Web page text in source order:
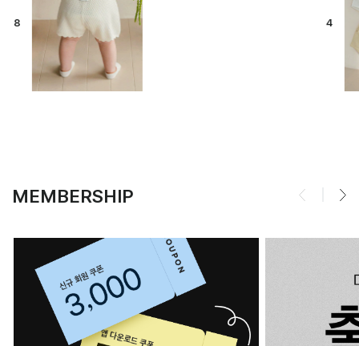
MEMBERSHIP